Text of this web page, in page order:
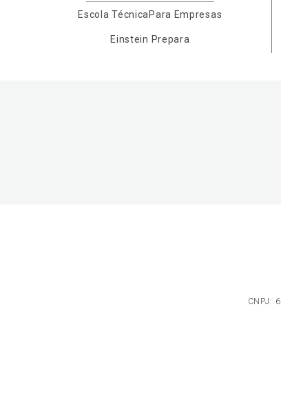
Escola TécnicaPara Empresas
Einstein Prepara
CNPJ: